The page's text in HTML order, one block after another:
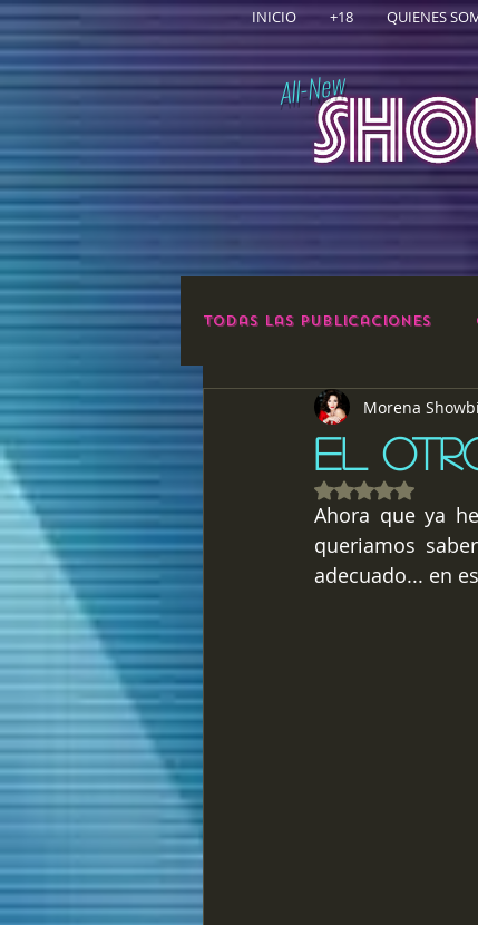
INICIO +18 QUIENES
All-New
Todas las publicaciones
EL
Morena
Obtuvo NaN
Ahora que ya
queriamos
adecuado... en